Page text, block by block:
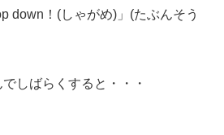
down！(しゃがめ)」(たぶんそう
しばらくすると・・・